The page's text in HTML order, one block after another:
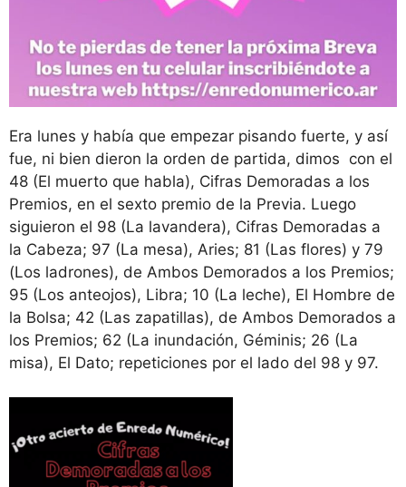
Era lunes y había que empezar pisando fuerte, y así
fue, ni bien dieron la orden de partida, dimos con el
48 (El muerto que habla), Cifras Demoradas a los
Premios, en el sexto premio de la Previa. Luego
siguieron el 98 (La lavandera), Cifras Demoradas a
la Cabeza; 97 (La mesa), Aries; 81 (Las flores) y 79
(Los ladrones), de Ambos Demorados a los Premios;
95 (Los anteojos), Libra; 10 (La leche), El Hombre de
la Bolsa; 42 (Las zapatillas), de Ambos Demorados a
los Premios; 62 (La inundación, Géminis; 26 (La
misa), El Dato; repeticiones por el lado del 98 y 97.